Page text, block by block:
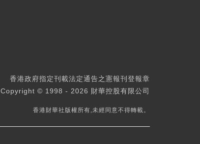
香港政府指定刊載法定通告之憲報刊登報章
Copyright © 1998 - 2026 財華控股有限公司
香港財華社版權所有,未經同意不得轉載。